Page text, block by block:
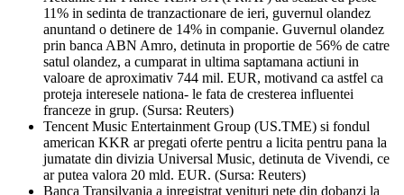
11% in sedinta de tranzactionare de ieri, guvernul olandez
anuntand o detinere de 14% in companie. Guvernul olandez
prin banca ABN Amro, detinuta in proportie de 56% de catre
satul olandez, a cumparat in ultima saptamana actiuni in
valoare de aproximativ 744 mil. EUR, motivand ca astfel ca
proteja interesele nationa- le fata de cresterea influentei
franceze in grup. (Sursa: Reuters)
Tencent Music Entertainment Group (US.TME) si fondul
american KKR ar pregati oferte pentru a licita pentru pana la
jumatate din divizia Universal Music, detinuta de Vivendi, ce
ar putea valora 20 mld. EUR. (Sursa: Reuters)
Banca Transilvania a inregistrat venituri nete din dobanzi la